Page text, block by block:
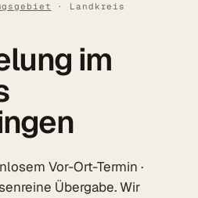
· Landkreis
im
Vor-Ort-Termin ·
Übergabe. Wir